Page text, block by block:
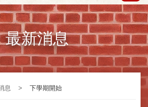
最新消息
息 > 下學期開始